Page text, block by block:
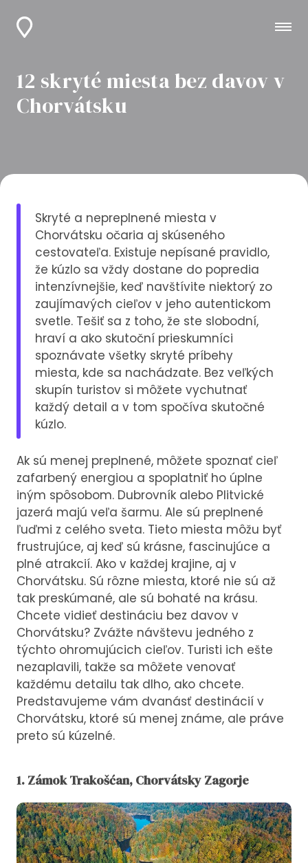
12 skryté miesta bez davov v
Chorvátsku
Skryté a nepreplnené miesta v
Chorvátsku očaria aj skúseného
cestovateľa. Existuje nepísané pravidlo,
že kúzlo sa vždy dostane do popredia
intenzívnejšie, keď navštívite niektorý zo
zaujímavých cieľov v jeho autentickom
svetle. Tešiť sa z toho, že ste slobodní,
hraví a ako skutoční prieskumníci
spoznávate všetky skryté príbehy
miesta, kde sa nachádzate. Bez veľkých
skupín turistov si môžete vychutnať
každý detail a v tom spočíva skutočné
kúzlo.
Ak sú menej preplnené, môžete spoznať cieľ
zafarbený energiou a spoplatniť ho úplne
iným spôsobom. Dubrovník alebo Plitvické
jazerá majú veľa šarmu. Ale sú preplnené
ľuďmi z celého sveta. Tieto miesta môžu byť
frustrujúce, aj keď sú krásne, fascinujúce a
plné atrakcií. Ako v každej krajine, aj v
Chorvátsku. Sú rôzne miesta, ktoré nie sú až
tak preskúmané, ale sú bohaté na krásu.
Chcete vidieť destináciu bez davov v
Chorvátsku? Zvážte návštevu jedného z
týchto ohromujúcich cieľov. Turisti ich ešte
nezaplavili, takže sa môžete venovať
každému detailu tak dlho, ako chcete.
Predstavujeme vám dvanásť destinácií v
Chorvátsku, ktoré sú menej známe, ale práve
preto sú kúzelné.
1. Zámok Trakošćan, Chorvátsky Zagorje